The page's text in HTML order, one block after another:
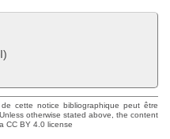
cette notice bibliographique peut être
otherwise stated above, the content
CC BY 4.0 license